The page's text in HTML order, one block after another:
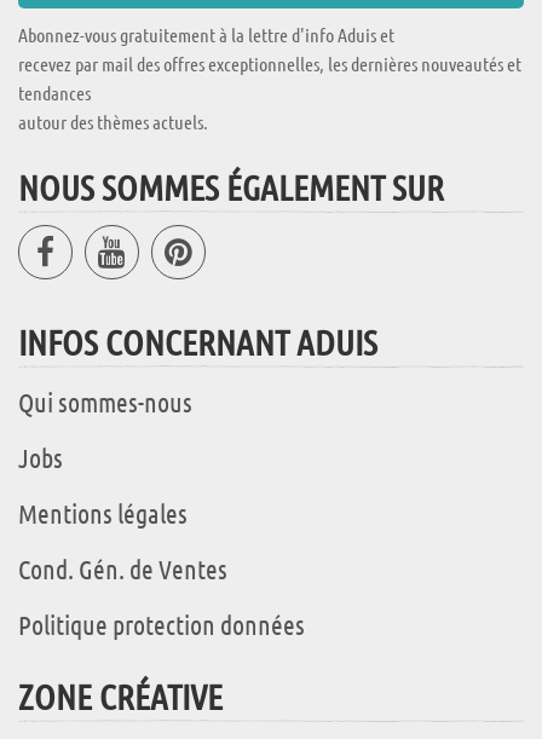
Abonnez-vous gratuitement à la lettre d'info Aduis et
recevez par mail des offres exceptionnelles, les dernières nouveautés et
tendances
autour des thèmes actuels.
NOUS SOMMES ÉGALEMENT SUR
INFOS CONCERNANT ADUIS
Qui sommes-nous
Jobs
Mentions légales
Cond. Gén. de Ventes
Politique protection données
ZONE CRÉATIVE